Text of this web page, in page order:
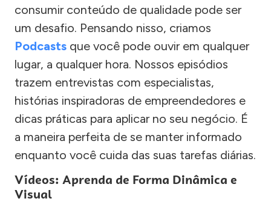
consumir conteúdo de qualidade pode ser
um desafio. Pensando nisso, criamos
Podcasts que você pode ouvir em qualquer
lugar, a qualquer hora. Nossos episódios
trazem entrevistas com especialistas,
histórias inspiradoras de empreendedores e
dicas práticas para aplicar no seu negócio. É
a maneira perfeita de se manter informado
enquanto você cuida das suas tarefas diárias.
Vídeos: Aprenda de Forma Dinâmica e
Visual